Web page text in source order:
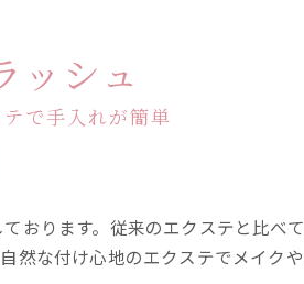
ッシュ
で手入れが簡単
おります。従来のエクステと比べ
な付け心地のエクステでメイク